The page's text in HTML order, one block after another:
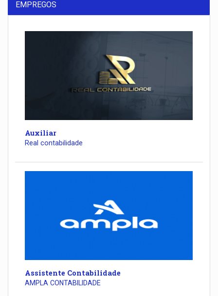
EMPREGOS
Auxiliar
Real contabilidade
Assistente Contabilidade
AMPLA CONTABILIDADE